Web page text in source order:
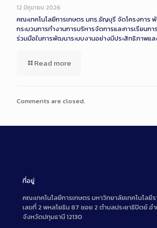
Description
12 มิถุนายน 2026
คณะเทคโนโลยีการเกษตร มทร.ธัญบุรี จัดโครงการ
กระบวนการทำงานการบริหารจัดการและการเรียนก
ร่วมมือในการพัฒนาระบบงานอย่างมีประสิทธิภาพแล
Read more
Comments are closed.
ที่อยู่
คณะเทคโนโลยีการเกษตร มหาวิทยาลัยเทคโนโล
เลขที่ 2 พหลโยธิน 87 ซอย 2 ตำบลประชาธิปัตย์ อ
จังหวัดปทุมธานี 12130